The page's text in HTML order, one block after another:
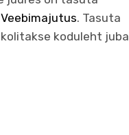
Veebimajutus. Tasuta
koduleht juba